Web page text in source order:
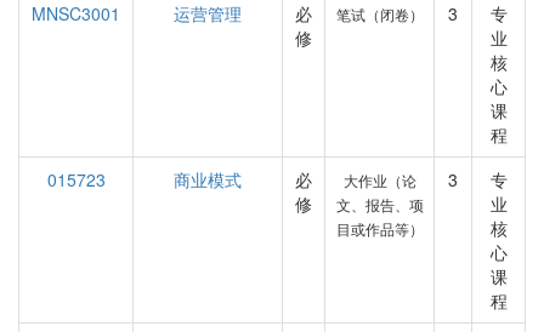
MNSC3001
运营管理
必
修
笔试（闭卷） 3
专
业
核
心
课
程
015723
商业模式
必
修
大作业（论
文、报告、项
目或作品等）
3
专
业
核
心
课
程